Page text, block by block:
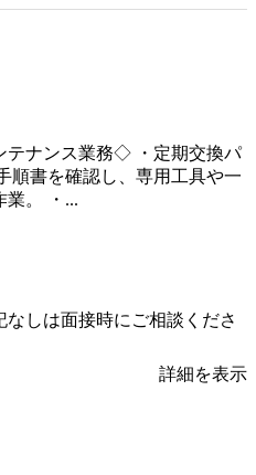
ナンス業務◇ ・定期交換パ
書を確認し、専用工具や一
業。 ・...
しは面接時にご相談くださ
詳細を表示